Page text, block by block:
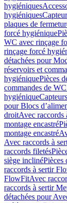
hygiéniques
hygiéniques
plaques de
forcé hygiénique
WC avec rinçage
rinçage forcé
détachées pour
réservoirs et
hygiéniquePièces
commandes de
hygiéniqueCapteurs
pour Blocs
droitAvec raccords
montage encastré
montage encastré
Avec raccords à
raccords filetés
siège inclinéPièces
raccords à sertir
FlowFitAvec
raccords à sertir
détachées pour